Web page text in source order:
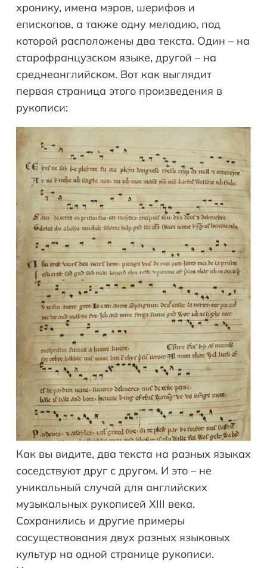
хронику, имена мэров, шерифов и
епископов, а также одну мелодию, под
которой расположены два текста. Один – на
старофранцузском языке, другой – на
среднеанглийском. Вот как выглядит
первая страница этого произведения в
рукописи:
Как вы видите, два текста на разных языках
соседствуют друг с другом. И это – не
уникальный случай для английских
музыкальных рукописей XIII века.
Сохранились и другие примеры
сосуществования двух разных языковых
культур на одной странице рукописи.